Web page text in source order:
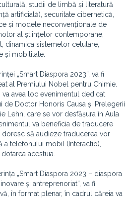
studii de limbă și literatură
artificială), securitate cibernetică,
și modele neconvenționale de
al științelor contemporane,
dinamica sistemelor celulare,
și mobilitate.
„Smart Diaspora 2023”, va fi
al Premiului Nobel pentru Chimie.
va avea loc evenimentul dedicat
de Doctor Honoris Causa și Prelegerii
Lehn, care se vor desfășura în Aula
va beneficia de traducere
să audieze traducerea vor
telefonului mobil (Interactio),
acestuia.
„Smart Diaspora 2023 – diaspora
și antreprenoriat”, va fi
în format plenar, în cadrul căreia va